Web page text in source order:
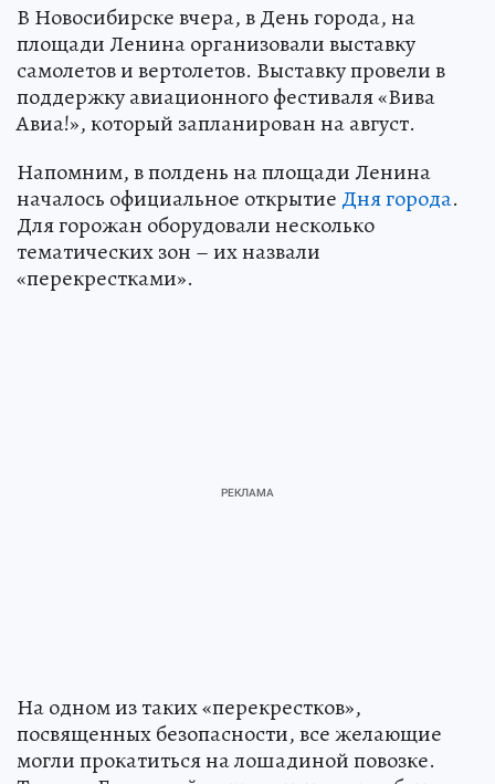
В Новосибирске вчера, в День города, на
площади Ленина организовали выставку
самолетов и вертолетов. Выставку провели в
поддержку авиационного фестиваля «Вива
Авиа!», который запланирован на август.
Напомним, в полдень на площади Ленина
началось официальное открытие Дня города.
Для горожан оборудовали несколько
тематических зон – их назвали
«перекрестками».
На одном из таких «перекрестков»,
посвященных безопасности, все желающие
могли прокатиться на лошадиной повозке.